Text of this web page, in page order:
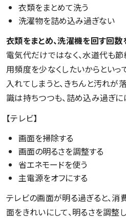
衣類をまとめて洗う
洗濯物を詰め込み過ぎない
衣類をまとめ、洗濯機を回す回数
電気代だけではなく、水道代も節
用頻度を少なくしたいからとい
入れてしまうと、きちんと汚れが
識は持ちつつも、詰め込み過ぎに
【テレビ】
画面を掃除する
画面の明るさを調整する
省エネモードを使う
主電源をオフにする
テレビの画面が明る過ぎると、消
面をきれいにして、明るさを調整